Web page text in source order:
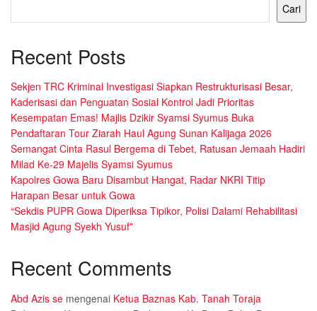
Cari
Recent Posts
Sekjen TRC Kriminal Investigasi Siapkan Restrukturisasi Besar,
Kaderisasi dan Penguatan Sosial Kontrol Jadi Prioritas
Kesempatan Emas! Majlis Dzikir Syamsi Syumus Buka
Pendaftaran Tour Ziarah Haul Agung Sunan Kalijaga 2026
Semangat Cinta Rasul Bergema di Tebet, Ratusan Jemaah Hadiri
Milad Ke-29 Majelis Syamsi Syumus
Kapolres Gowa Baru Disambut Hangat, Radar NKRI Titip
Harapan Besar untuk Gowa
“Sekdis PUPR Gowa Diperiksa Tipikor, Polisi Dalami Rehabilitasi
Masjid Agung Syekh Yusuf”
Recent Comments
Abd Azis se mengenai Ketua Baznas Kab. Tanah Toraja